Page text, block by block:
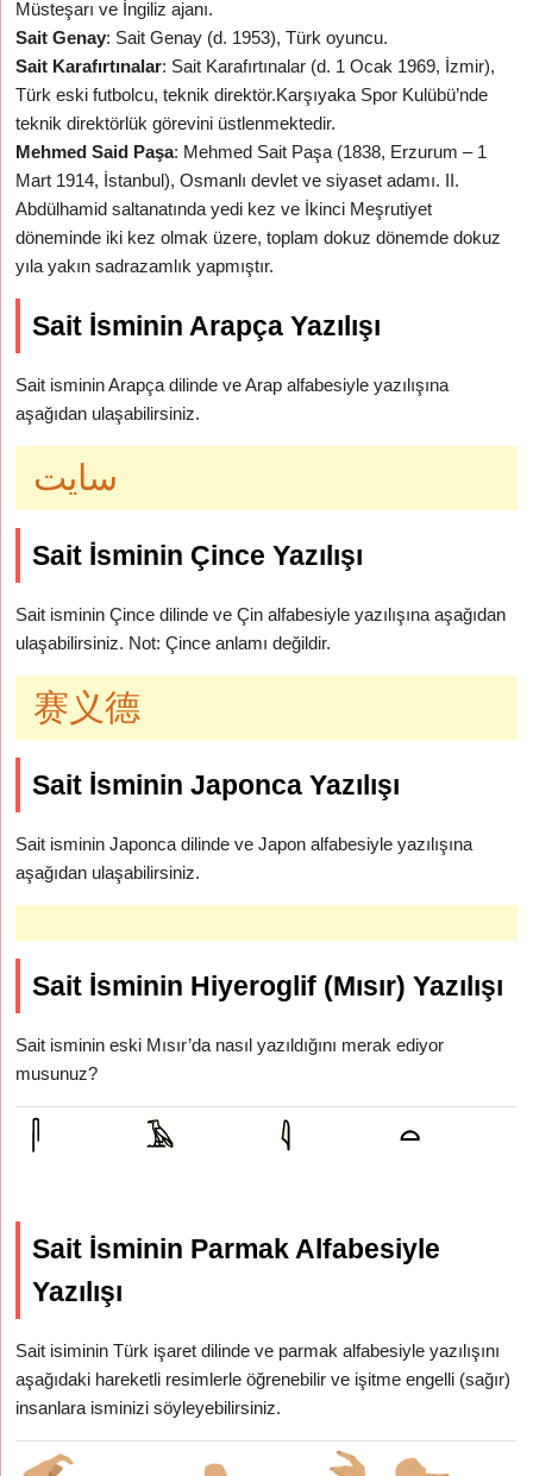
Müsteşarı ve İngiliz ajanı.
Sait Genay: Sait Genay (d. 1953), Türk oyuncu.
Sait Karafırtınalar: Sait Karafırtınalar (d. 1 Ocak 1969, İzmir),
Türk eski futbolcu, teknik direktör.Karşıyaka Spor Kulübü’nde
teknik direktörlük görevini üstlenmektedir.
Mehmed Said Paşa: Mehmed Sait Paşa (1838, Erzurum – 1
Mart 1914, İstanbul), Osmanlı devlet ve siyaset adamı. II.
Abdülhamid saltanatında yedi kez ve İkinci Meşrutiyet
döneminde iki kez olmak üzere, toplam dokuz dönemde dokuz
yıla yakın sadrazamlık yapmıştır.
Sait İsminin Arapça Yazılışı
Sait isminin Arapça dilinde ve Arap alfabesiyle yazılışına
aşağıdan ulaşabilirsiniz.
سايت
Sait İsminin Çince Yazılışı
Sait isminin Çince dilinde ve Çin alfabesiyle yazılışına aşağıdan
ulaşabilirsiniz. Not: Çince anlamı değildir.
赛义德
Sait İsminin Japonca Yazılışı
Sait isminin Japonca dilinde ve Japon alfabesiyle yazılışına
aşağıdan ulaşabilirsiniz.
Sait İsminin Hiyeroglif (Mısır) Yazılışı
Sait isminin eski Mısır’da nasıl yazıldığını merak ediyor
musunuz?
Sait İsminin Parmak Alfabesiyle
Yazılışı
Sait isiminin Türk işaret dilinde ve parmak alfabesiyle yazılışını
aşağıdaki hareketli resimlerle öğrenebilir ve işitme engelli (sağır)
insanlara isminizi söyleyebilirsiniz.